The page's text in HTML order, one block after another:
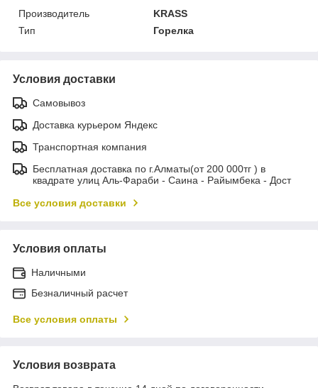
Производитель
KRASS
Тип
Горелка
Условия доставки
Самовывоз
Доставка курьером Яндекс
Транспортная компания
Бесплатная доставка по г.Алматы(от 200 000тг ) в
квадрате улиц Аль-Фараби - Саина - Райымбека - Дост
Все условия доставки
Условия оплаты
Наличными
Безналичный расчет
Все условия оплаты
Условия возврата